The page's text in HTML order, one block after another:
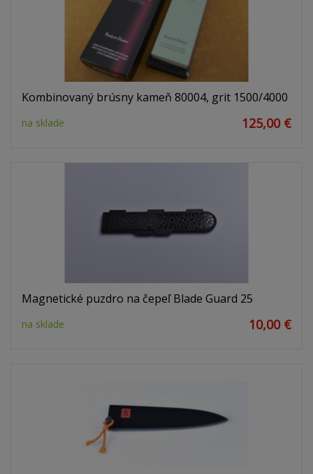
Kombinovaný brúsny kameň 80004, grit 1500/4000
na sklade 125,00 €
Magnetické puzdro na čepeľ Blade Guard 25
na sklade 10,00 €